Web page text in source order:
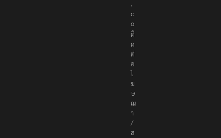
r
s
.
c
o
ติ
ด
ต่
อ
โ
ฆ
ษ
ณ
า